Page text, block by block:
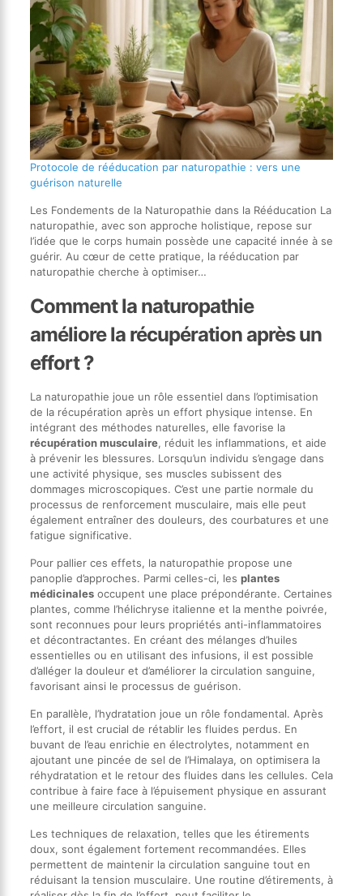
Protocole de rééducation par naturopathie : vers une
guérison naturelle
Les Fondements de la Naturopathie dans la Rééducation La
naturopathie, avec son approche holistique, repose sur
l’idée que le corps humain possède une capacité innée à se
guérir. Au cœur de cette pratique, la rééducation par
naturopathie cherche à optimiser…
Comment la naturopathie
améliore la récupération après un
effort ?
La naturopathie joue un rôle essentiel dans l’optimisation
de la récupération après un effort physique intense. En
intégrant des méthodes naturelles, elle favorise la
récupération musculaire, réduit les inflammations, et aide
à prévenir les blessures. Lorsqu’un individu s’engage dans
une activité physique, ses muscles subissent des
dommages microscopiques. C’est une partie normale du
processus de renforcement musculaire, mais elle peut
également entraîner des douleurs, des courbatures et une
fatigue significative.
Pour pallier ces effets, la naturopathie propose une
panoplie d’approches. Parmi celles-ci, les plantes
médicinalesoccupent une place prépondérante. Certaines
plantes, comme l’hélichryse italienne et la menthe poivrée,
sont reconnues pour leurs propriétés anti-inflammatoires
et décontractantes. En créant des mélanges d’huiles
essentielles ou en utilisant des infusions, il est possible
d’alléger la douleur et d’améliorer la circulation sanguine,
favorisant ainsi le processus de guérison.
En parallèle, l’hydratation joue un rôle fondamental. Après
l’effort, il est crucial de rétablir les fluides perdus. En
buvant de l’eau enrichie en électrolytes, notamment en
ajoutant une pincée de sel de l’Himalaya, on optimisera la
réhydratation et le retour des fluides dans les cellules. Cela
contribue à faire face à l’épuisement physique en assurant
une meilleure circulation sanguine.
Les techniques de relaxation, telles que les étirements
doux, sont également fortement recommandées. Elles
permettent de maintenir la circulation sanguine tout en
réduisant la tension musculaire. Une routine d’étirements, à